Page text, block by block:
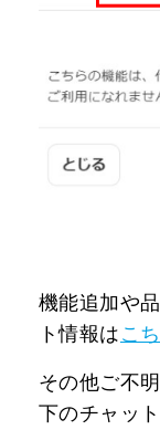
機能追加や
ト情報はこ
その他ご不
下のチャッ